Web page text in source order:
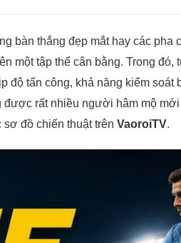
bàn thắng đẹp mắt hay các pha
một tập thể cân bằng. Trong đó,
độ tấn công, khả năng kiểm soát
rất nhiều người hâm mộ mới
sơ đồ chiến thuật trên VaoroiTV.